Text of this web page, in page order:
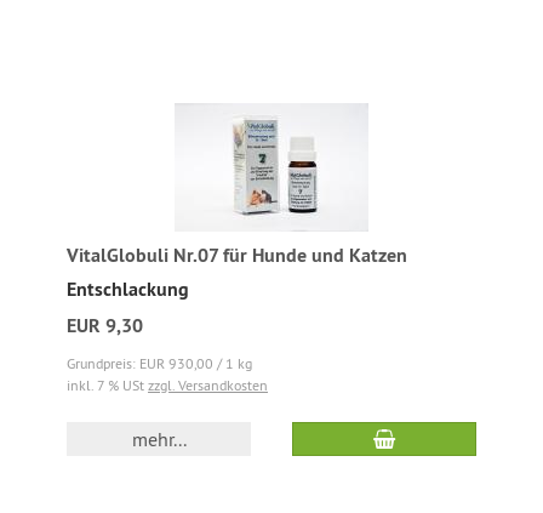
VitalGlobuli Nr.07 für Hunde und Katzen
Entschlackung
EUR 9,30
Grundpreis: EUR 930,00 / 1 kg
inkl. 7 % USt zzgl. Versandkosten
mehr...